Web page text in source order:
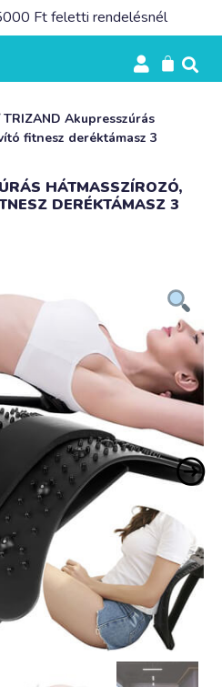
Ft feletti rendelésnél
TRIZAND Akupresszúrás
fitnesz deréktámasz 3
HÁTMASSZÍROZÓ,
DERÉKTÁMASZ 3